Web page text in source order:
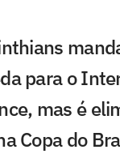
para o
mas é
Copa do